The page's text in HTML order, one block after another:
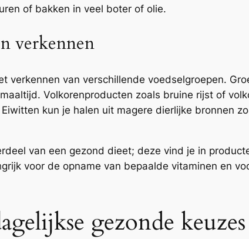
of bakken in veel boter of olie.
verkennen
verkennen van verschillende voedselgroepen.
Volkorenproducten zoals bruine rijst of
kun je halen uit magere dierlijke bronnen
van een gezond dieet; deze vind je in
voor de opname van bepaalde vitaminen en
gezonde keuzes